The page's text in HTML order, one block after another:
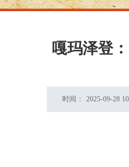
嘎玛泽登
时间： 2025-09-28